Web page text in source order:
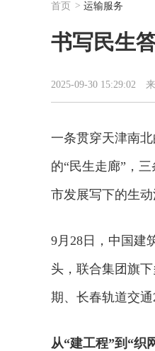
首页 > 运输服务
书写民生
2025-09-30 15:29:02
一条贯穿天津南
的“民生走廊”，
市发展写下的生动
9月28日，中国建
头，联合集团旗
期、长春轨道交通
从“建工程”到“织